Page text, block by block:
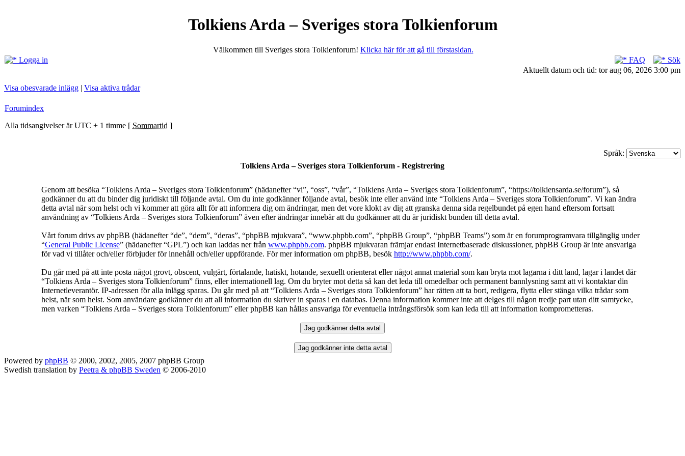
Tolkiens Arda – Sveriges stora Tolkienforum
Välkommen till Sveriges stora Tolkienforum! Klicka här för att gå till förstasidan.
Logga in
FAQ
Sök
Aktuellt datum och tid: tor aug 06, 2026 3:00 pm
Visa obesvarade inlägg | Visa aktiva trådar
Forumindex
Alla tidsangivelser är UTC + 1 timme [ Sommartid ]
Språk:
Tolkiens Arda – Sveriges stora Tolkienforum - Registrering
Genom att besöka “Tolkiens Arda – Sveriges stora Tolkienforum” (hädanefter “vi”, “oss”, “vår”, “Tolkiens Arda – Sveriges stora Tolkienforum”, “https://tolkiensarda.se/forum”), så
godkänner du att du binder dig juridiskt till följande avtal. Om du inte godkänner följande avtal, besök inte eller använd inte “Tolkiens Arda – Sveriges stora Tolkienforum”. Vi kan ändra
detta avtal när som helst och vi kommer att göra allt för att informera dig om ändringar, men det vore klokt av dig att granska denna sida regelbundet på egen hand eftersom fortsatt
användning av “Tolkiens Arda – Sveriges stora Tolkienforum” även efter ändringar innebär att du godkänner att du är juridiskt bunden till detta avtal.
Vårt forum drivs av phpBB (hädanefter “de”, “dem”, “deras”, “phpBB mjukvara”, “www.phpbb.com”, “phpBB Group”, “phpBB Teams”) som är en forumprogramvara tillgänglig under
“General Public License” (hädanefter “GPL”) och kan laddas ner från www.phpbb.com. phpBB mjukvaran främjar endast Internetbaserade diskussioner, phpBB Group är inte ansvariga
för vad vi tillåter och/eller förbjuder för innehåll och/eller uppförande. För mer information om phpBB, besök http://www.phpbb.com/.
Du går med på att inte posta något grovt, obscent, vulgärt, förtalande, hatiskt, hotande, sexuellt orienterat eller något annat material som kan bryta mot lagarna i ditt land, lagar i landet där
“Tolkiens Arda – Sveriges stora Tolkienforum” finns, eller internationell lag. Om du bryter mot detta så kan det leda till omedelbar och permanent bannlysning samt att vi kontaktar din
Internetleverantör. IP-adressen för alla inlägg sparas. Du går med på att “Tolkiens Arda – Sveriges stora Tolkienforum” har rätten att ta bort, redigera, flytta eller stänga vilka trådar som
helst, när som helst. Som användare godkänner du att all information du skriver in sparas i en databas. Denna information kommer inte att delges till någon tredje part utan ditt samtycke,
men varken “Tolkiens Arda – Sveriges stora Tolkienforum” eller phpBB kan hållas ansvariga för eventuella intrångsförsök som kan leda till att information komprometteras.
Powered by phpBB © 2000, 2002, 2005, 2007 phpBB Group
Swedish translation by Peetra & phpBB Sweden © 2006-2010